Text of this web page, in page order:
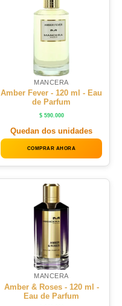
MANCERA
Amber Fever - 120 ml - Eau
de Parfum
$590.000
Quedan dos unidades
COMPRAR AHORA
MANCERA
Amber & Roses - 120 ml -
Eau de Parfum